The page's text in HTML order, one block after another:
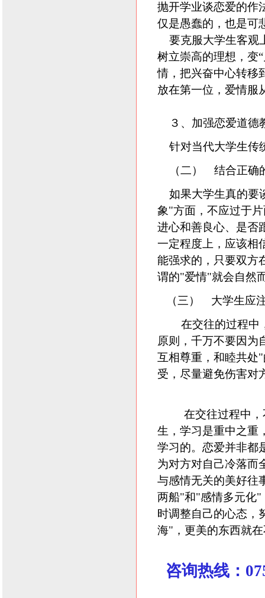
抛开学业谈恋爱的作
仅是愚蠢的，也是可
要克服大学生客观
树立崇高的理想，变
情，把兴奋中心转移
放在第一位，爱情服
３、加强恋爱道德
针对当代大学生传
（二） 结合正确
如果大学生真的要
象"方面，不应过于
进心和善良心、是否
一定程度上，应该相
能强求的，只要双方
谓的"爱情"就会自然
（三） 大学生应
在交往的过程中，
原则，千万不要因为
互相尊重，和睦共处
受，尽量避免伤害对
在交往过程中，不
生，学习是重中之重
学习的。恋爱并非都
为对方对自己冷落而
与感情无关的美好往
两船"和"感情多元化"
时调整自己的心态，
海"，更美的东西就
咨询热线：